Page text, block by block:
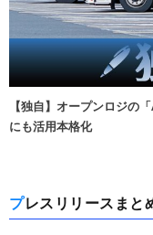
【独自】オープンロジの
にも活用本格化
プレスリリースま